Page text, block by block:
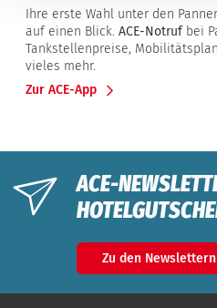
Ihre erste Wahl unter den
auf einen Blick. ACE-Notrufbei
Tankstellenpreise,
vieles mehr.
Zur ACE-App
ACE-
Zu den Newslettern